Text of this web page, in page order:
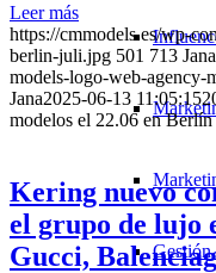
Gestión
Leer más
https://cmmodels.es/wp-
berlin-juli.jpg 501 713 Jana
models-logo-web-agency-
Jana2025-06-13 11:05:15
modelos el 22.06 en
Kering nuevo
el grupo de lujo
Gucci,